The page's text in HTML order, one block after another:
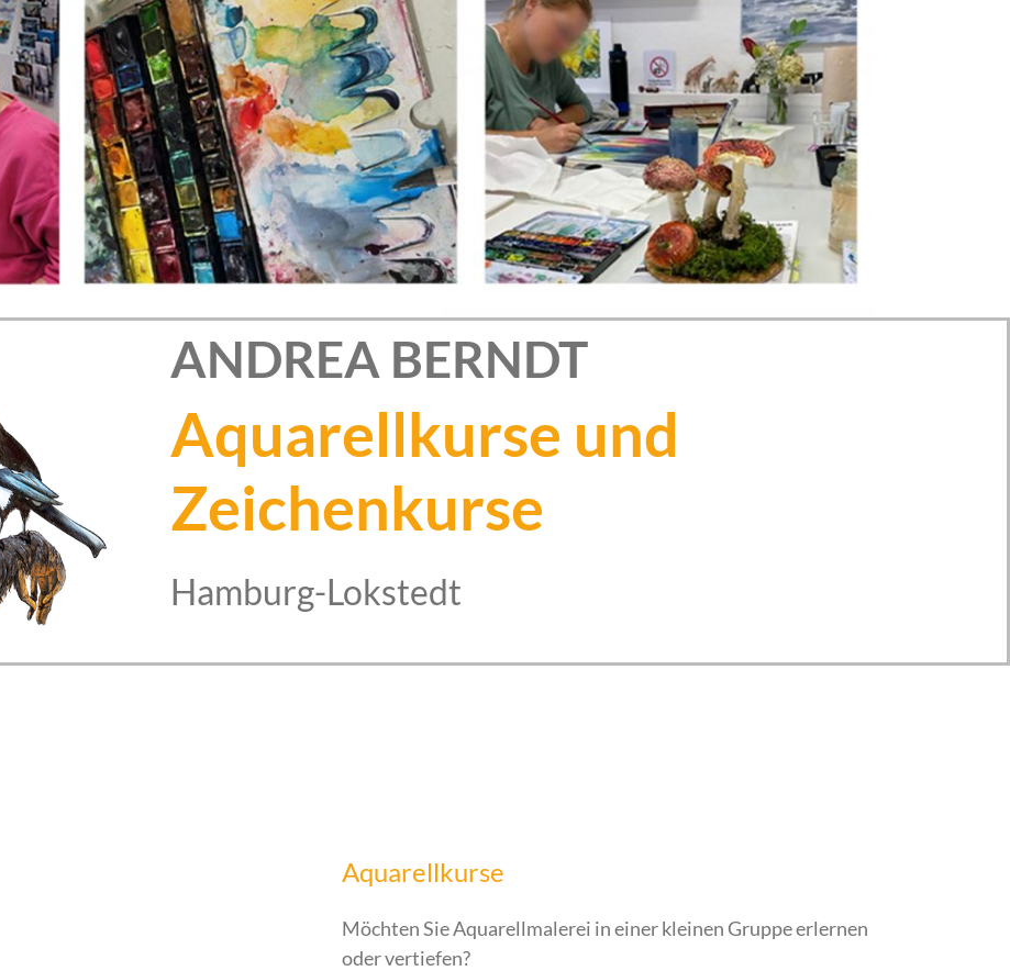
ANDREA BERNDT
Aquarellkurse und
Zeichenkurse
Hamburg-Lokstedt
Aquarellkurse
Möchten Sie Aquarellmalerei in einer kleinen Gruppe erlernen
oder vertiefen?